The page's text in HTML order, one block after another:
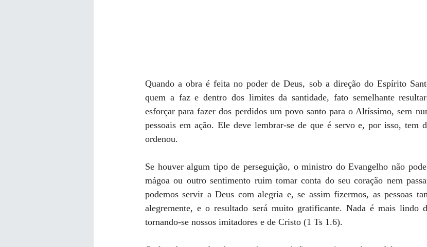
Quando a obra é feita no poder de Deus, sob a direção do Espírito
quem a faz e dentro dos limites da santidade, fato semelhante
esforçar para fazer dos perdidos um povo santo para o Altíssimo, sem
pessoais em ação. Ele deve lembrar-se de que é servo e, por isso, tem
ordenou.
Se houver algum tipo de perseguição, o ministro do Evangelho não
mágoa ou outro sentimento ruim tomar conta do seu coração nem
podemos servir a Deus com alegria e, se assim fizermos, as pessoas
alegremente, e o resultado será muito gratificante. Nada é mais lindo
tornando-se nossos imitadores e de Cristo (1 Ts 1.6).